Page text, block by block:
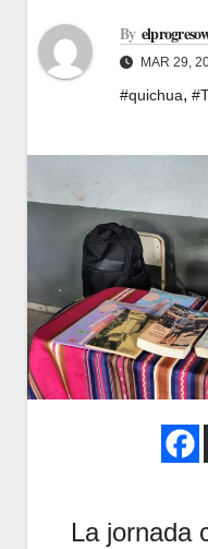
By
MAR 29,
#quichua,
La jornada